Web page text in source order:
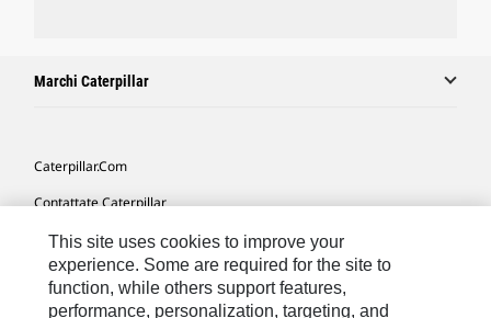
Marchi Caterpillar
Caterpillar.com
Contattate Caterpillar
Le Mie Preferenze Di Marketing
Mappa Del Sito
Cookie Settings
This site uses cookies to improve your
experience. Some are required for the site to
function, while others support features,
performance, personalization, targeting, and